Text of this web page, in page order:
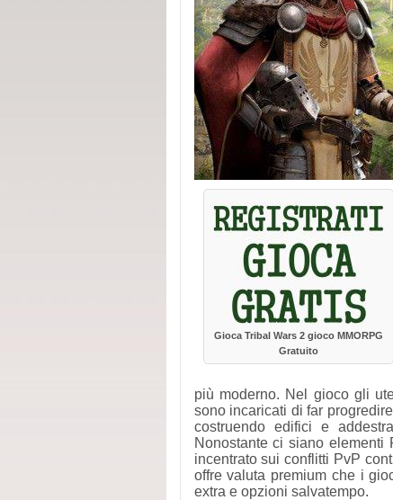
Gioca Tribal Wars 2 gioco MMORPG
Gratuito
più moderno. Nel gioco gli
sono incaricati di far
costruendo edifici e
Nonostante ci siano
incentrato sui conflitti PvP
offre valuta premium che i
extra e opzioni salvatempo.